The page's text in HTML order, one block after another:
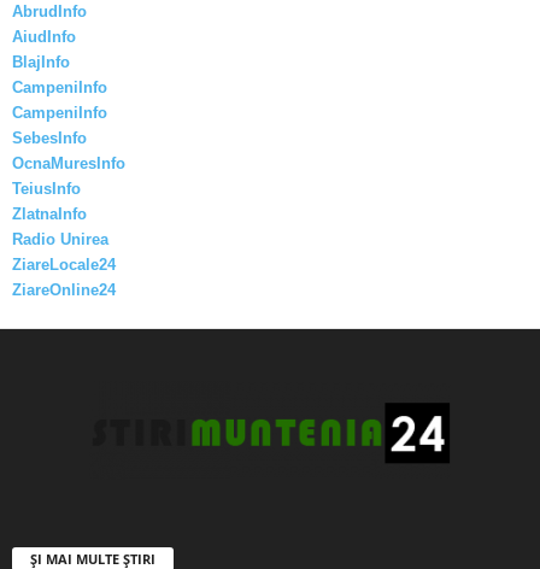
AbrudInfo
AiudInfo
BlajInfo
CampeniInfo
CampeniInfo
SebesInfo
OcnaMuresInfo
TeiusInfo
ZlatnaInfo
Radio Unirea
ZiareLocale24
ZiareOnline24
ȘI MAI MULTE ȘTIRI